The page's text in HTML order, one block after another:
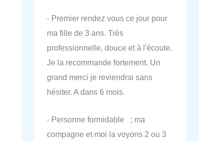
- Premier rendez vous ce jour pour
ma fille de 3 ans. Très
professionnelle, douce et à l'écoute.
Je la recommande fortement. Un
grand merci je reviendrai sans
hésiter. A dans 6 mois.
- Personne formidable ; ma
compagne et moi la voyons 2 ou 3